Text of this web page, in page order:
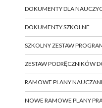
DOKUMENTY DLA
DOKUMENTY SZKOLNE
SZKOLNY ZESTAW
ZESTAW PODRĘCZNIKÓW
RAMOWE PLANY
NOWE RAMOWE PLANY